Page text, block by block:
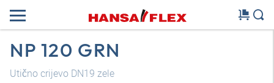
NP 120 GRN
Utično crijevo DN19 zele